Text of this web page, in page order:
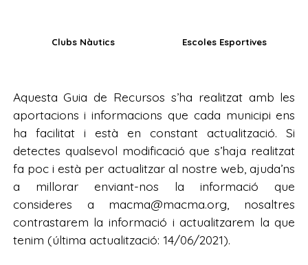
Clubs Nàutics Escoles Esportives
Aquesta Guia de Recursos s’ha realitzat amb les
aportacions i informacions que cada municipi ens
ha facilitat i està en constant actualització. Si
detectes qualsevol modificació que s’haja realitzat
fa poc i està per actualitzar al nostre web, ajuda’ns
a millorar enviant-nos la informació que
consideres a macma@macma.org, nosaltres
contrastarem la informació i actualitzarem la que
tenim (última actualització: 14/06/2021).